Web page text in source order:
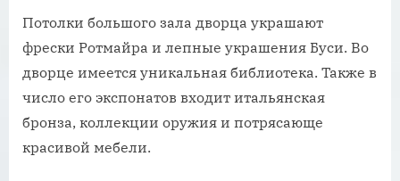
Потолки большого зала дворца украшают
фрески Ротмайра и лепные украшения Буси. Во
дворце имеется уникальная библиотека. Также в
число его экспонатов входит итальянская
бронза, коллекции оружия и потрясающе
красивой мебели.